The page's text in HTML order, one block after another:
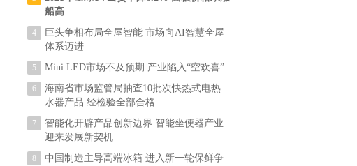
船高
4
巨头争相布局全屋智能 市场向AI智慧全屋
体系迈进
5 Mini LED市场不及预期 产业陷入“空欢喜”
6
海南省市场监管局抽查10批次快热式电热
水器产品 经检验全部合格
7
智能化开辟产品创新边界 智能坐便器产业
迎来发展新契机
8
中国制造主导高端冰箱 进入新一轮保鲜争